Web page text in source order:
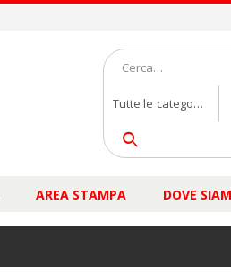
Tutte le categorie
AREA STAMPA DOVE